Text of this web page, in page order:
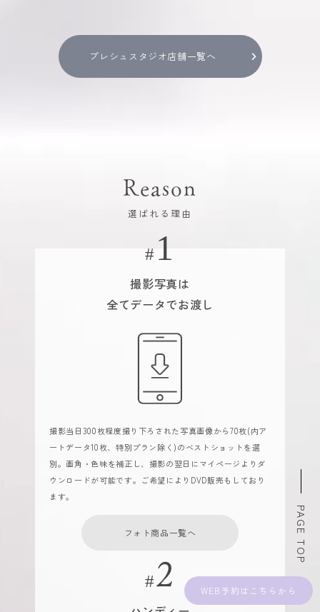
WEB予約
プレシュスタジオ店舗一覧へ
Reason
選ばれる理由
撮影写真は
全てデータでお渡し
撮影当日300枚程度撮り下ろされた写真画像から70枚(内ア
ートデータ10枚、特別プラン除く)のベストショットを選
別。画角・色味を補正し、撮影の翌日にマイページよりダ
ウンロードが可能です。ご希望によりDVD販売もしており
ます。
フォト商品一覧へ PAGE TOP